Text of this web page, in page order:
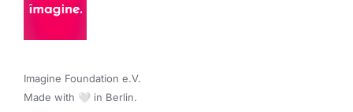
Imagine Foundation e.V.
Made with 🤍 in Berlin.